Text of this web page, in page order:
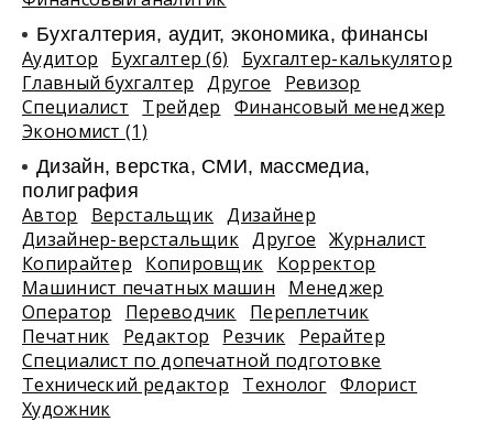
Бухгалтерия, аудит, экономика, финансы
Аудитор Бухгалтер (6)
Бухгалтер-калькулятор
Главный бухгалтер
Другое
Ревизор
Специалист
Трейдер
Финансовый менеджер
Экономист (1)
Дизайн, верстка, СМИ, массмедиа,
полиграфия
Автор Верстальщик Дизайнер
Дизайнер-верстальщик Другое
Журналист
Копирайтер
Копировщик
Корректор
Машинист печатных машин
Менеджер
Оператор
Переводчик
Переплетчик
Печатник
Редактор Резчик
Рерайтер
Специалист по допечатной подготовке
Технический редактор
Технолог Флорист
Художник